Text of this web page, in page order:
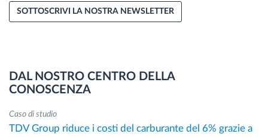
SOTTOSCRIVI LA NOSTRA NEWSLETTER
DAL NOSTRO CENTRO DELLA
CONOSCENZA
Caso di studio
TDV Group riduce i costi del carburante del 6% grazie a